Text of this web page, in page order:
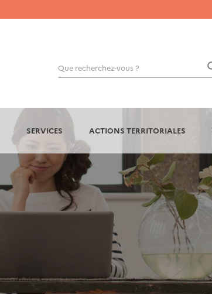
Que recherchez-vous ?
OK
SERVICES ACTIONS TERRITORIALES